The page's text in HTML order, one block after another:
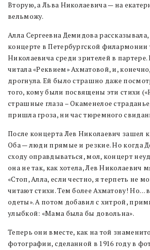
Вторую, а Льва Николаевича — на
вельможу.
Алла Сергеевна Демидова
концерте в Петербургской филармонии
Николаевича среди зрителей в партере.
читала «Реквием» Ахматовой, и,
дрогнула. Ей было страшно даже
того, кому были посвящены эти стихи
страшные глаза – Окаменелое
пришла гроза, ни час тюремного
После концерта Лев Николаевич зашел
Оба — люди прямые и резкие. Но когда
сходу оправдываться, мол, концерт
она не так, как хотела, Лев Николаевич
«Стоп, Алла, если честно, я терпеть не
читают стихи. Тем более Ахматову!
одеты». А потом добавил с хитрой,
улыбкой: «Мама была бы довольна».
Теперь они вместе, как на той
фотографии, сделанной в 1916 году в